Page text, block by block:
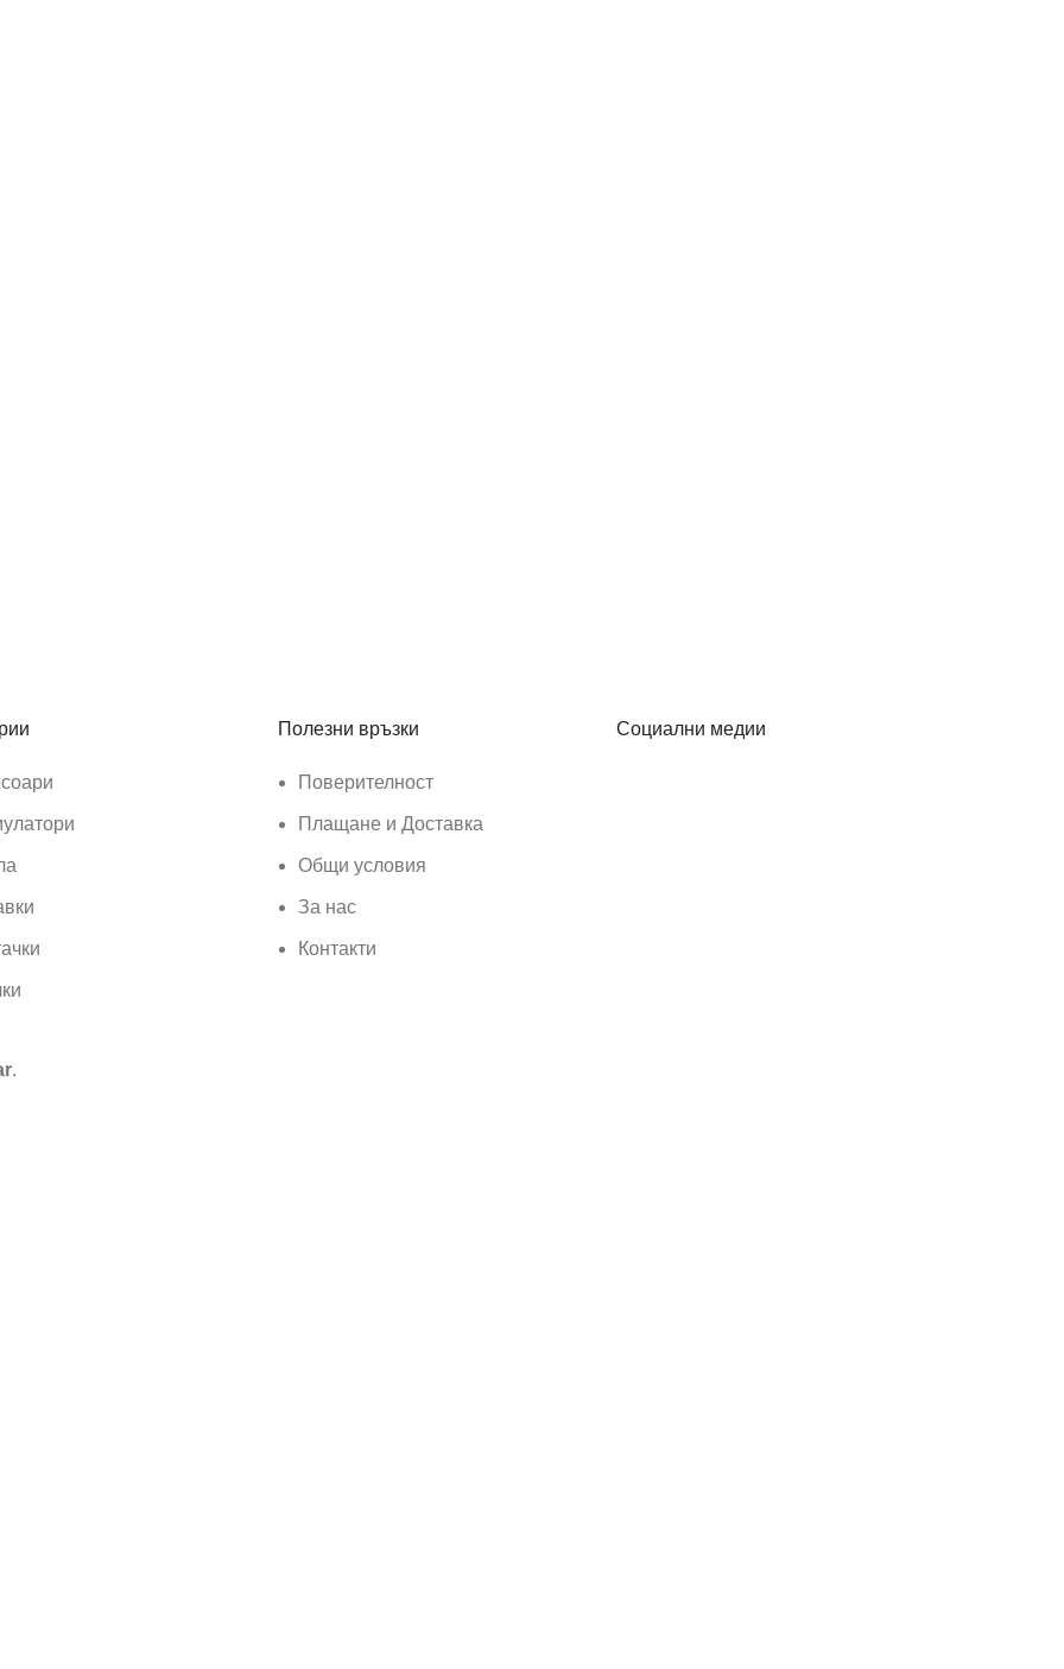
Полезни връзки
Поверителност
Плащане и Доставка
Общи условия
За нас
Контакти
Социални медии
.